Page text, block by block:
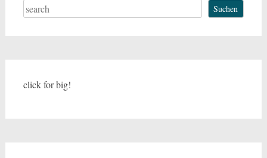
Suchen
click for big!